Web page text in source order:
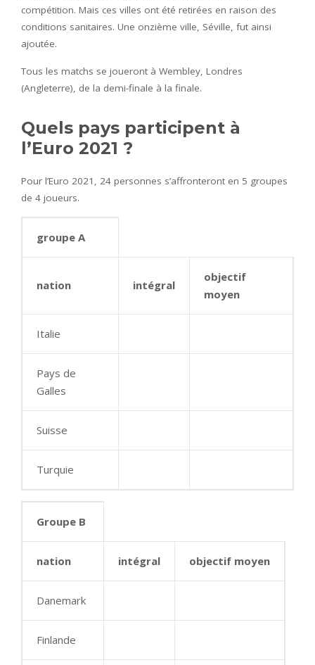
compétition. Mais ces villes ont été retirées en raison des
conditions sanitaires. Une onzième ville, Séville, fut ainsi
ajoutée.
Tous les matchs se joueront à Wembley, Londres
(Angleterre), de la demi-finale à la finale.
Quels pays participent à
l’Euro 2021 ?
Pour l’Euro 2021, 24 personnes s’affronteront en 5 groupes
de 4 joueurs.
groupe A
nation intégral
objectif
moyen
Italie
Pays de
Galles
Suisse
Turquie
Groupe B
nation intégral objectif moyen
Danemark
Finlande